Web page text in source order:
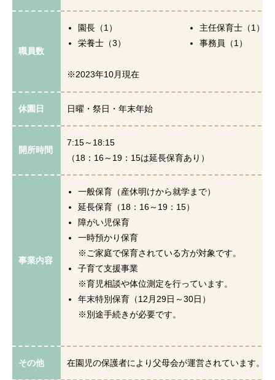
職員数
園長（1）
主任保育士（1）
栄養士（3）
事務員（1）
※2023年10月現在
休園日 日曜・祭日・年末年始
開所時間
7:15～18:15
（18：16～19：15は延長保育あり）
事業内容
一般保育（産休明けから就学まで）
延長保育（18：16～19：15）
障がい児保育
一時預かり保育
※ご家庭で保育されている方が対象です。
子育て支援事業
※育児相談や体位測定を行っています。
年末特別保育（12月29日～30日）
※別途手続きが必要です。
その他 在園児の保護者により父母会が運営されています。